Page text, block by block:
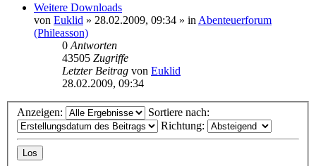
Weitere Downloads
von Euklid » 28.02.2009, 09:34 » in Abenteuerforum
(Phileasson)
0 Antworten
43505 Zugriffe
Letzter Beitrag von Euklid
28.02.2009, 09:34
Anzeigen:
Sortiere nach:
Richtung: